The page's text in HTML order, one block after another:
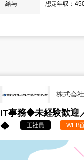
給与 想定年収：
株式会
IT事務◆未経験歓迎
◆
正社員 WEB